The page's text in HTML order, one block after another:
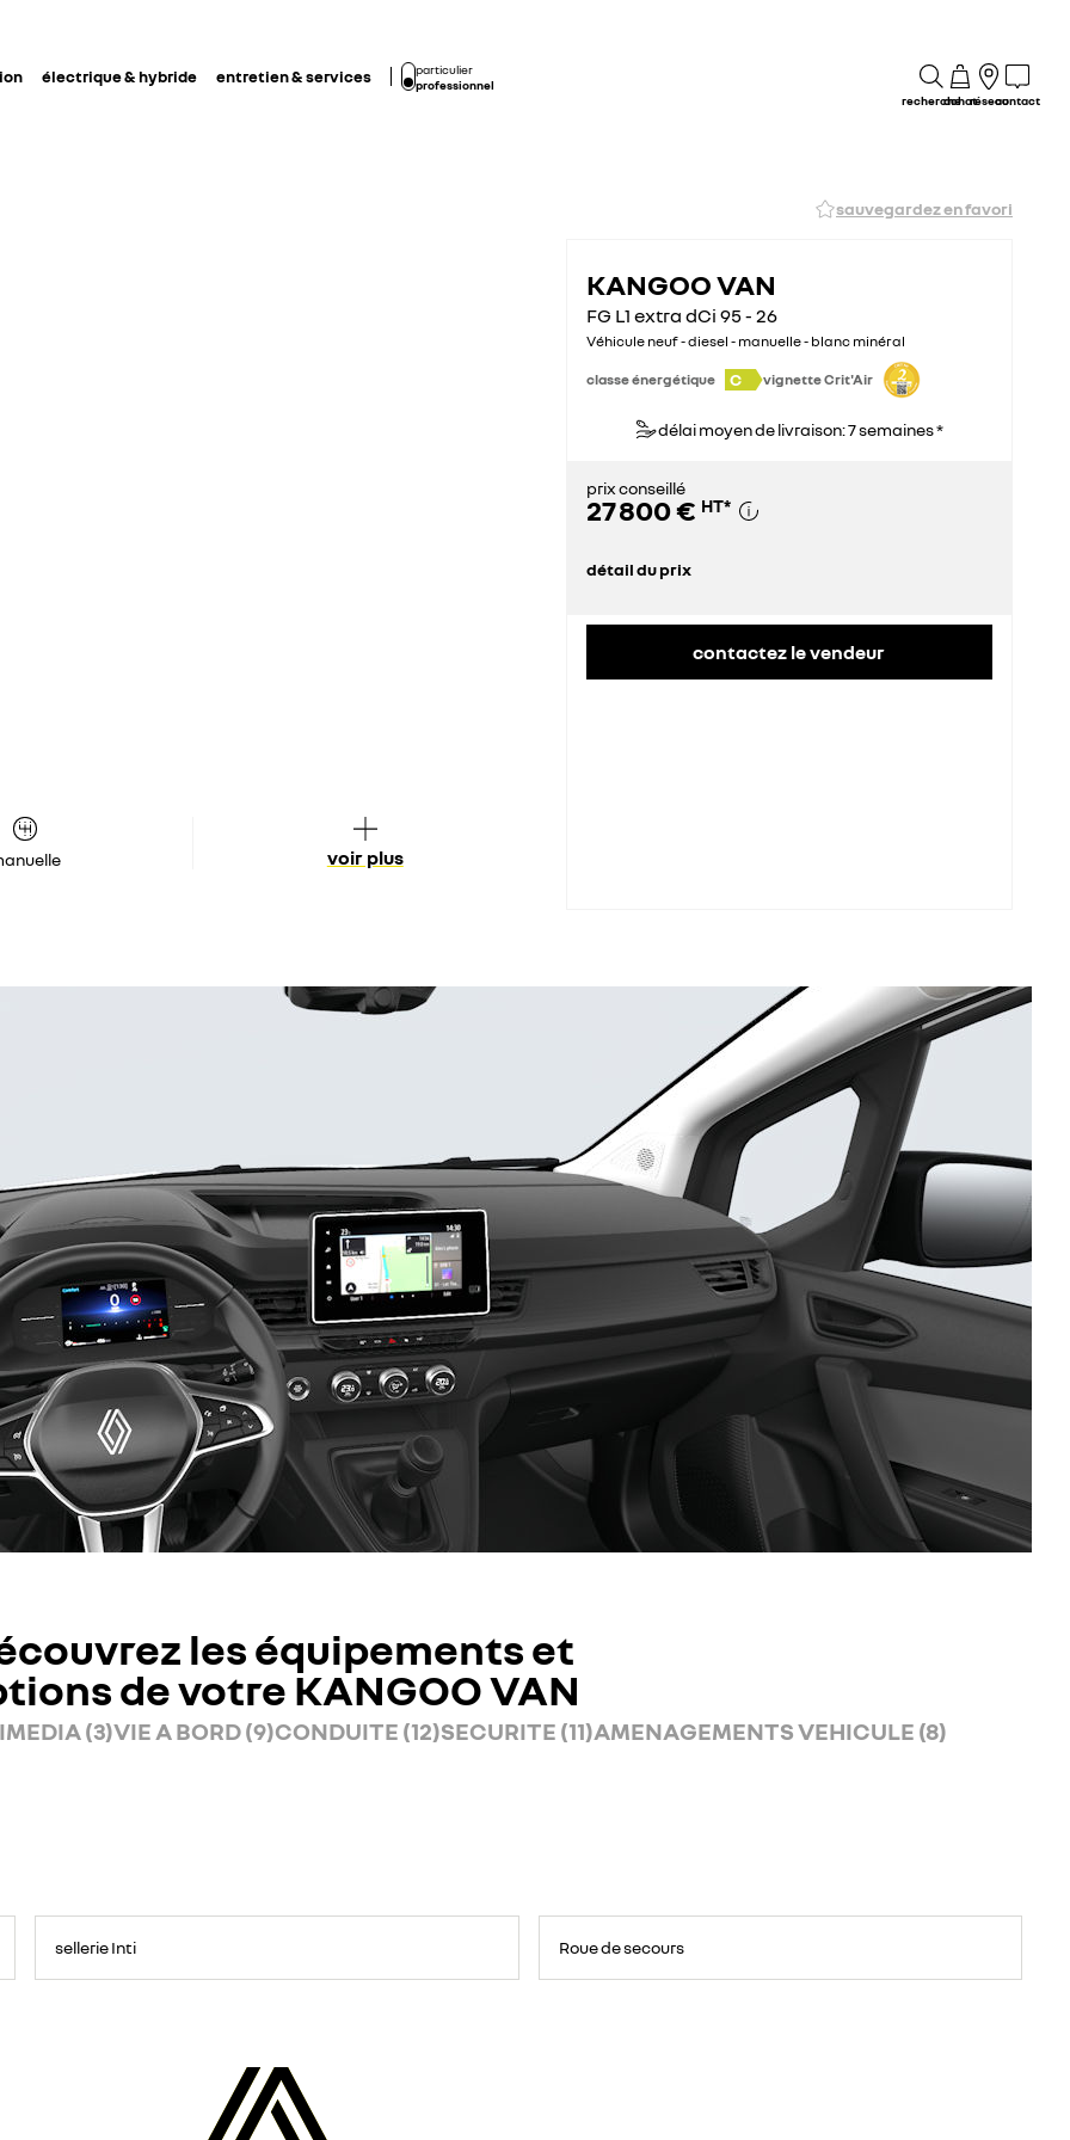
électrique & hybride entretien & services
particulier
professionnel
rechercheachatréseaucontact
sauvegardez en favori
voir plus
KANGOO VAN
FG L1 extra dCi 95 - 26
Véhicule neuf - diesel - manuelle - blanc minéral
classe énergétique C vignette Crit'Air
délai moyen de livraison: 7 semaines *
prix conseillé
27 800 € HT*
détail du prix
contactez le vendeur
les équipements et
de votre KANGOO VAN
(3)VIE A BORD (9)CONDUITE (12)SECURITE (11)AMENAGEMENTS VEHICULE (8)
sellerie Inti Roue de secours